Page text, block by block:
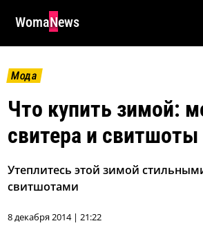
WomaNews
Мода
Что купить зимой:
свитера и свитшоты
Утеплитесь этой зимой
свитшотами
8 декабря 2014 | 21:22